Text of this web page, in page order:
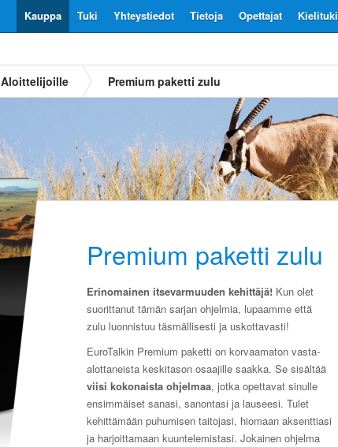
Kielituki
Opettajat
Tietoja
Yhteystiedot
Tuki
Kauppa
Aloittelijoille Premium paketti zulu
Premium paketti zulu
Erinomainen itsevarmuuden kehittäjä! Kun olet
suorittanut tämän sarjan ohjelmia, lupaamme että
zulu luonnistuu täsmällisesti ja uskottavasti!
EuroTalkin Premium paketti on korvaamaton vasta-
alottaneista keskitason osaajille saakka. Se sisältää
viisi kokonaista ohjelmaa, jotka opettavat sinulle
ensimmäiset sanasi, sanontasi ja lauseesi. Tulet
kehittämään puhumisen taitojasi, hiomaan aksenttiasi
ja harjoittamaan kuuntelemistasi. Jokainen ohjelma